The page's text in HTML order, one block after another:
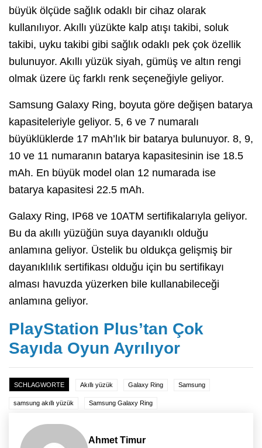
büyük ölçüde sağlık odaklı bir cihaz olarak
kullanılıyor. Akıllı yüzükte kalp atışı takibi, soluk
takibi, uyku takibi gibi sağlık odaklı pek çok özellik
bulunuyor. Akıllı yüzük siyah, gümüş ve altın rengi
olmak üzere üç farklı renk seçeneğiyle geliyor.
Samsung Galaxy Ring, boyuta göre değişen batarya
kapasiteleriyle geliyor. 5, 6 ve 7 numaralı
büyüklüklerde 17 mAh’lık bir batarya bulunuyor. 8, 9,
10 ve 11 numaranın batarya kapasitesinin ise 18.5
mAh. En büyük model olan 12 numarada ise
batarya kapasitesi 22.5 mAh.
Galaxy Ring, IP68 ve 10ATM sertifikalarıyla geliyor.
Bu da akıllı yüzüğün suya dayanıklı olduğu
anlamına geliyor. Üstelik bu oldukça gelişmiş bir
dayanıklılık sertifikası olduğu için bu sertifikayı
alması havuzda yüzerken bile kullanabileceği
anlamına geliyor.
PlayStation Plus’tan Çok
Sayıda Oyun Ayrılıyor
SCHLAGWORTE Akıllı yüzük Galaxy Ring Samsung
samsung akıllı yüzük Samsung Galaxy Ring
Ahmet Timur